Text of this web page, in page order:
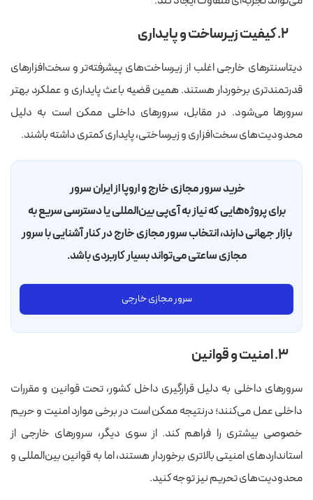
۲. کیفیت زیرساخت و پایداری
دیتاسنترهای خارجی اغلب از زیرساخت‌های پیشرفته‌تر و سخت‌افزارهای
قدرتمندتری برخوردار هستند. همین قضیه باعث پایداری و عملکرد بهتر
سرورها می‌شود. در مقابل، سرورهای داخلی ممکن است به دلیل
محدودیت‌های سخت‌افزاری و زیرساختی، پایداری کمتری داشته باشند.
خرید سرور مجازی خارج و اروپا از ایران سرور
برای پروژه‌هایی که نیاز به آی‌پی بین‌المللی یا دسترسی سریع به
بازار جهانی دارند، انتخاب سرور مجازی خارج در کنار آشنایی با سرور
مجازی ساعتی می‌تواند بسیار کاربردی باشد.
سرور مجازی خارجی
۳. امنیت و قوانین
سرورهای داخلی به دلیل قرارگیری داخل کشور، تحت قوانین و مقررات
داخلی عمل می‌کنند؛ درنتیجه ممکن است در برخی موارد امنیت و حریم
خصوصی بیشتری را فراهم کند. از سوی دیگر، سرورهای خارجی از
استانداردهای امنیتی بالاتری برخوردار هستند، اما به قوانین بین‌المللی و
محدودیت‌های تحریم نیز توجه کنید.